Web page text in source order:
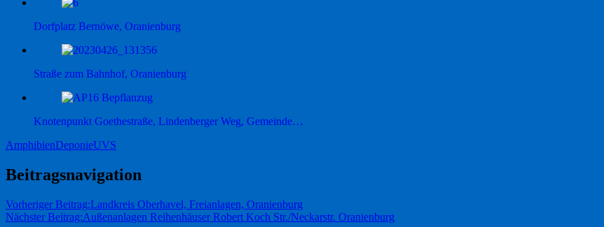
Dorfplatz Bernöwe, Oranienburg
Straße zum Bahnhof, Oranienburg
Knotenpunkt Goethestraße, Lindenberger Weg, Gemeinde…
AmphibienDeponieUVS
Beitragsnavigation
Vorheriger Beitrag:Landkreis Oberhavel, Freianlagen, Oranienburg
Nächster Beitrag:Außenanlagen Reihenhäuser Robert Koch Str./Neckarstr. Oranienburg